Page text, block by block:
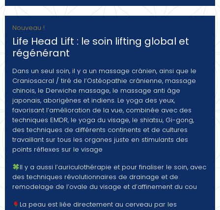
Nouveau !
Life Head Lift : le soin lifting global et
régénérant
Dans un seul soin, il y a un massage crânien, ainsi que le
Craniosacral / tiré de l’Ostéopathie crânienne, massage
chinois, le Derwiche massage, le massage anti âge
japonais, aborigènes et indiens. Le yoga des yeux,
favorisant l’amélioration de la vue, combinée avec des
techniques EMDR, le yoga du visage, le shiatsu, Gi-gong,
des techniques de différents continents et de cultures
travaillant sur tous les organes juste en stimulants des
points réflexes sur le visage
Il y a aussi l’auriculothérapie et pour finaliser le soin, avec
des techniques révolutionnaires de drainage et de
remodelage de l’ovale du visage et d’affinement du cou
La peau est liée directement au cerveau par les